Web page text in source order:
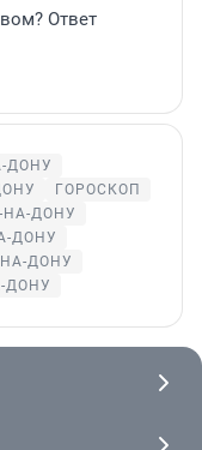
Ответ
ДОНУ
ГОРОСКОП
НА-ДОНУ
ДОНУ
ДОНУ
ДОНУ